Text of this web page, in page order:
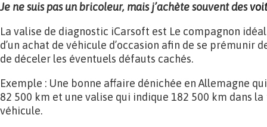
Je ne suis pas un bricoleur, mais j’achète souvent des
La valise de diagnostic iCarsoft est Le compagnon
d’un achat de véhicule d’occasion afin de se prémunir
de déceler les éventuels défauts cachés.
Exemple : Une bonne affaire dénichée en Allemagne
82 500 km et une valise qui indique 182 500 km dans
véhicule.